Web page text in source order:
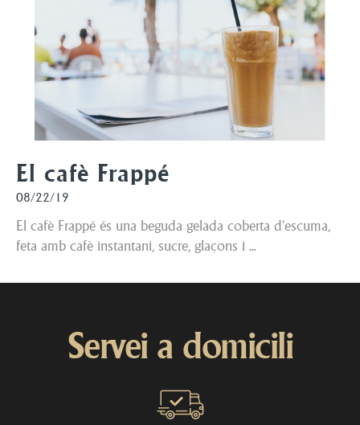
El cafè Frappé
08/22/19
El cafè Frappé és una beguda gelada coberta d'escuma,
feta amb cafè instantani, sucre, glaçons i ...
Servei a domicili